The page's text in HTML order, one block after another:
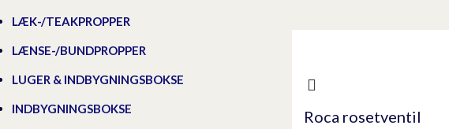
LÆK-/TEAKPROPPER
LÆNSE-/BUNDPROPPER
LUGER & INDBYGNINGSBOKSE
INDBYGNINGSBOKSE
Roca rosetventil